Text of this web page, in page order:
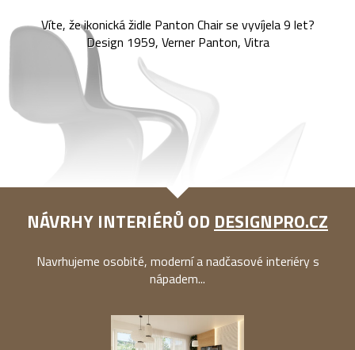
Víte, že ikonická židle Panton Chair se vyvíjela 9 let?
Design 1959, Verner Panton, Vitra
NÁVRHY INTERIÉRŮ OD DESIGNPRO.CZ
Navrhujeme osobité, moderní a nadčasové interiéry s
nápadem...